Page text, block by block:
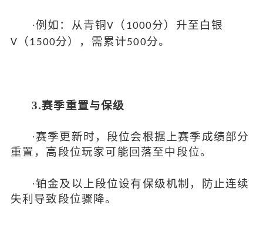
·例如：从青铜V （ 1000分）升至白银
V （1500分），需累计500分。
3.赛季重置与保级
·赛季更新时，段位会根据上赛季成绩部分
重置，高段位玩家可能回落至中段位。
·铂金及以上段位设有保级机制，防止连续
失利导致段位骤降。